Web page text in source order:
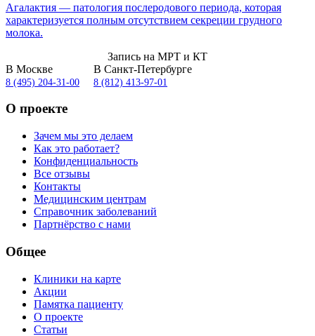
Агалактия — патология послеродового периода, которая
характеризуется полным отсутствием секреции грудного
молока.
Запись на МРТ и КТ
В Москве
8 (495) 204-31-00
В Санкт-Петербурге
8 (812) 413-97-01
О проекте
Зачем мы это делаем
Как это работает?
Конфиденциальность
Все отзывы
Контакты
Медицинским центрам
Справочник заболеваний
Партнёрство с нами
Общее
Клиники на карте
Акции
Памятка пациенту
О проекте
Статьи